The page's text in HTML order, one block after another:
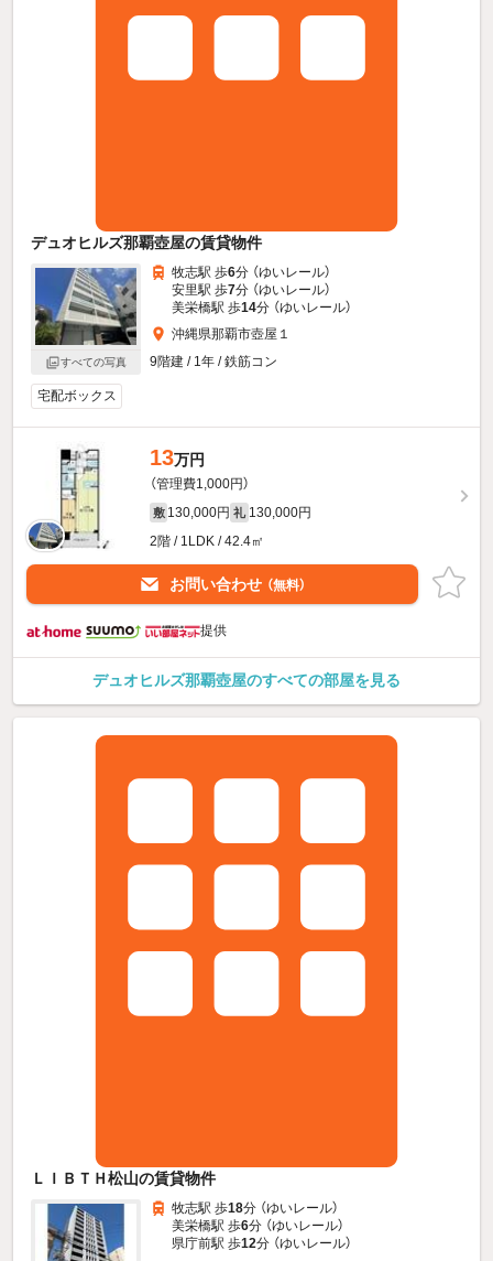
デュオヒルズ那覇壺屋の賃貸物件
すべての写真
牧志駅 歩6分 （ゆいレール）
安里駅 歩7分 （ゆいレール）
美栄橋駅 歩14分 （ゆいレール）
沖縄県那覇市壺屋１
9階建 / 1年 / 鉄筋コン
宅配ボックス
13万円
（管理費1,000円）
敷 130,000円 礼 130,000円
2階 / 1LDK / 42.4㎡
お問い合わせ （無料）
提供
デュオヒルズ那覇壺屋のすべての部屋を見る
ＬＩＢＴＨ松山の賃貸物件
牧志駅 歩18分 （ゆいレール）
美栄橋駅 歩6分 （ゆいレール）
県庁前駅 歩12分 （ゆいレール）